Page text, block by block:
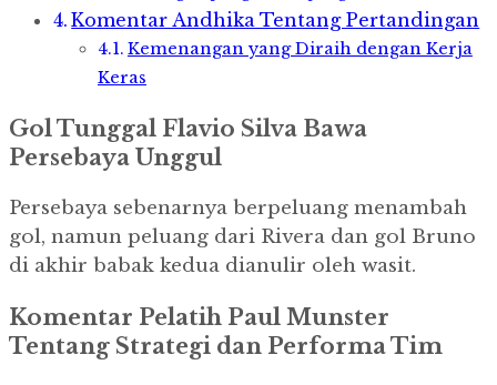
Komentar Andhika Tentang Pertandingan
Kemenangan yang Diraih dengan Kerja
Keras
Gol Tunggal Flavio Silva Bawa
Persebaya Unggul
Persebaya sebenarnya berpeluang menambah
gol, namun peluang dari Rivera dan gol Bruno
di akhir babak kedua dianulir oleh wasit.
Komentar Pelatih Paul Munster
Tentang Strategi dan Performa Tim